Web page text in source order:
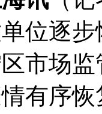
位逐
区市场
有序